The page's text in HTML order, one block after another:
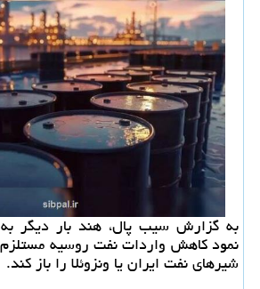
به گزارش سیب پال، هند بار دیگر
نمود کاهش واردات نفت روسیه
شیرهای نفت ایران یا ونزوئلا را باز کند.